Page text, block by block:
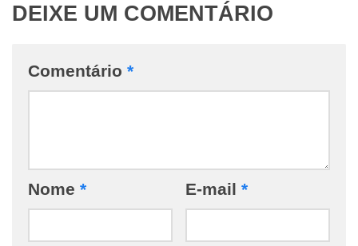
DEIXE UM COMENTÁRIO
Comentário *
Nome * E-mail *